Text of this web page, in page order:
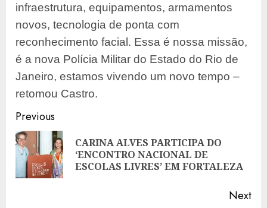
infraestrutura, equipamentos, armamentos
novos, tecnologia de ponta com
reconhecimento facial. Essa é nossa missão,
é a nova Polícia Militar do Estado do Rio de
Janeiro, estamos vivendo um novo tempo –
retomou Castro.
Post
navigation
Previous
CARINA ALVES PARTICIPA DO
‘ENCONTRO NACIONAL DE
ESCOLAS LIVRES’ EM FORTALEZA
Next